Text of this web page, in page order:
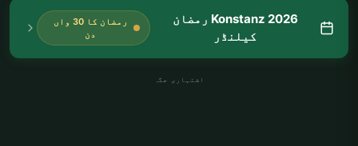
Konstanz 2026 رمضان
کیلنڈر
رمضان کا 30 واں
دن
اشتہاری جگہ